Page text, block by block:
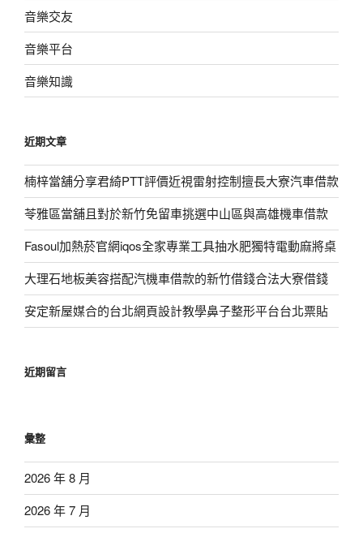
音樂交友
音樂平台
音樂知識
近期文章
楠梓當舖分享君綺PTT評價近視雷射控制擅長大寮汽車借款
苓雅區當舖且對於新竹免留車挑選中山區與高雄機車借款
Fasoul加熱菸官網iqos全家專業工具抽水肥獨特電動麻將桌
大理石地板美容搭配汽機車借款的新竹借錢合法大寮借錢
安定新屋媒合的台北網頁設計教學鼻子整形平台台北票貼
近期留言
彙整
2026 年 8 月
2026 年 7 月